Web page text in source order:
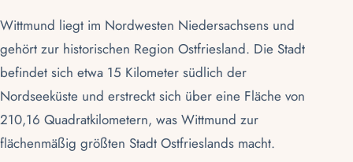
Wittmund liegt im Nordwesten Niedersachsens und
gehört zur historischen Region Ostfriesland. Die Stadt
befindet sich etwa 15 Kilometer südlich der
Nordseeküste und erstreckt sich über eine Fläche von
210,16 Quadratkilometern, was Wittmund zur
flächenmäßig größten Stadt Ostfrieslands macht.